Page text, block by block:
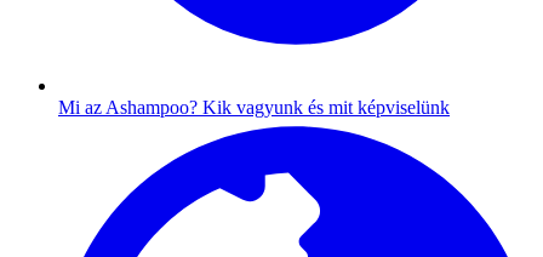
Mi az Ashampoo? Kik vagyunk és mit képviselünk